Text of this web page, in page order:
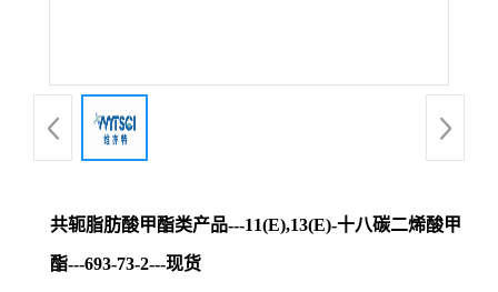
共轭脂肪酸甲酯类产品---11(E),13(E)-十八碳二烯酸甲
酯---693-73-2---现货